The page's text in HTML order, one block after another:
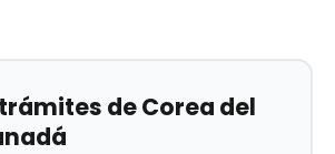
de Corea del